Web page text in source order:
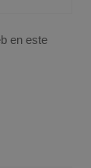
en este